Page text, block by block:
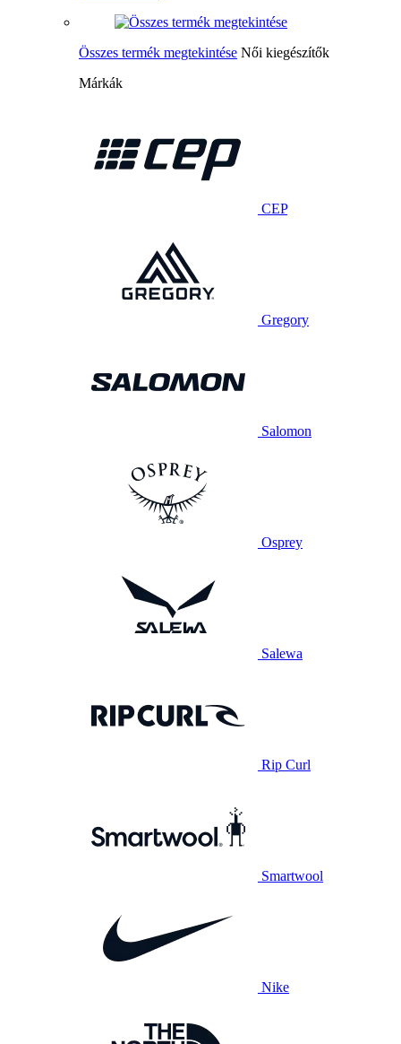
Összes termék megtekintése Női kiegészítők
Márkák
CEP
Gregory
Salomon
Osprey
Salewa
Rip Curl
Smartwool
Nike